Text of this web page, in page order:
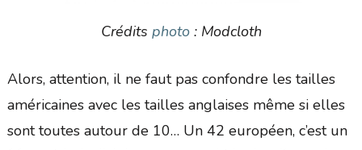
Crédits photo: Modcloth
Alors, attention, il ne faut pas confondre les tailles
américaines avec les tailles anglaises même si elles
sont toutes autour de 10… Un 42 européen, c’est un